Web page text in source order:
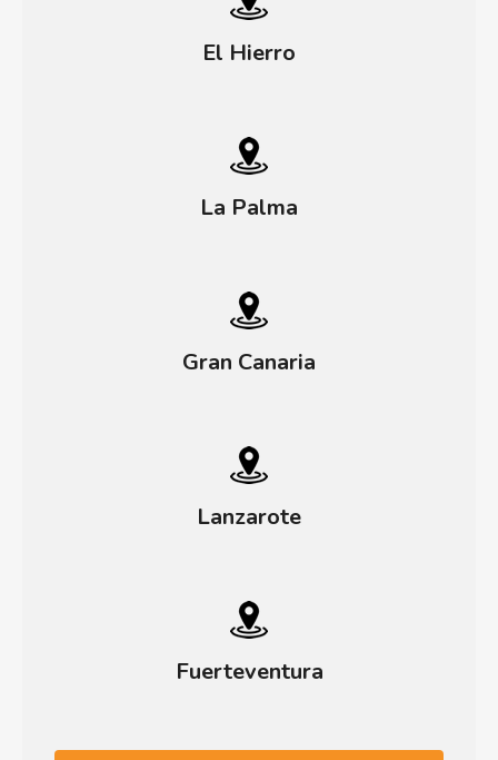
El Hierro
La Palma
Gran Canaria
Lanzarote
Fuerteventura